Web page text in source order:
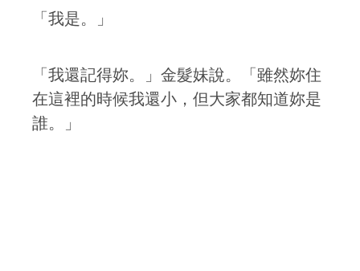
「我是。」
「我還記得妳。」金髮妹說。「雖然妳住
在這裡的時候我還小，但大家都知道妳是
誰。」